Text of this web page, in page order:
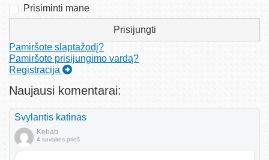
Prisiminti mane
Prisijungti
Pamiršote slaptažodį?
Pamiršote prisijungimo vardą?
Registracija
Naujausi komentarai:
Svylantis katinas
Kebab
4 savaites prieš